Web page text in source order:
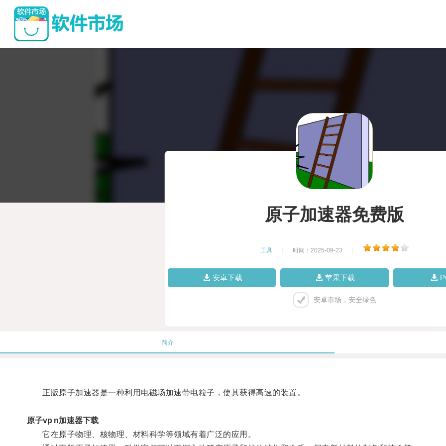
原子加速器免费版
工具 时间：2025-09-23
安卓下载 苹果下载
安卓市场，安全绿色
简介
正版原子加速器是一种利用电磁场加速带电粒子，使其获得高速的装置。
原子vp n加速器下载
它在原子物理、核物理、材料科学等领域有着广泛的应用。